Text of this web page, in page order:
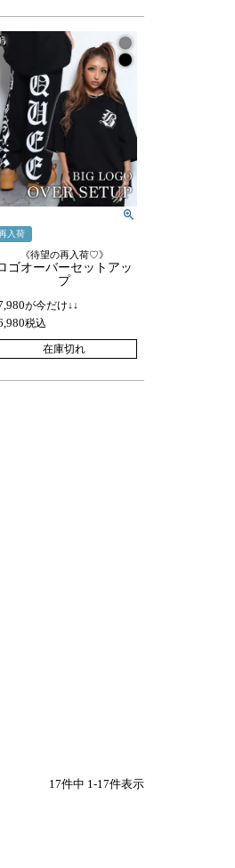
入荷
《待望の再入荷♡》
ゴオーバーセットアッ
プ
が今だけ↓↓
税込
在庫切れ
17件中 1-17件表示